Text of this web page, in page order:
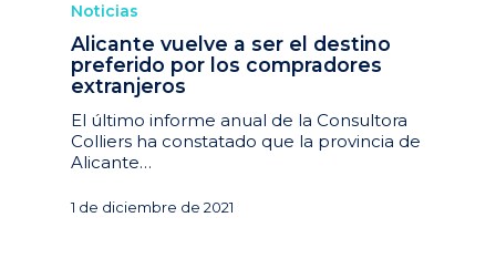
Noticias
Alicante vuelve a ser el destino
preferido por los compradores
extranjeros
El último informe anual de la Consultora
Colliers ha constatado que la provincia de
Alicante…
1 de diciembre de 2021